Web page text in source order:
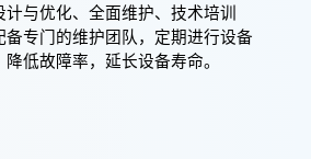
计与优化、全面维护、技术培训
备专门的维护团队，定期进行设备
低故障率，延长设备寿命。